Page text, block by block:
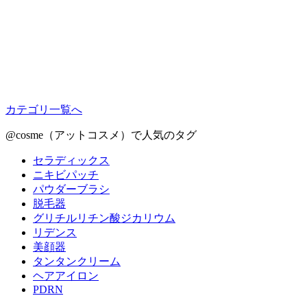
カテゴリ一覧へ
@cosme（アットコスメ）で人気のタグ
セラディックス
ニキビパッチ
パウダーブラシ
脱毛器
グリチルリチン酸ジカリウム
リデンス
美顔器
タンタンクリーム
ヘアアイロン
PDRN